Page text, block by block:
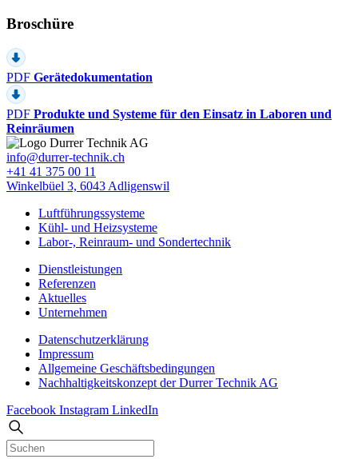
Broschüre
PDF Gerätedokumentation
PDF Produkte und Systeme für den Einsatz in Laboren und
Reinräumen
info@durrer-technik.ch
+41 41 375 00 11
Winkelbüel 3, 6043 Adligenswil
Luftführungssysteme
Kühl- und Heizsysteme
Labor-, Reinraum- und Sondertechnik
Dienstleistungen
Referenzen
Aktuelles
Unternehmen
Datenschutzerklärung
Impressum
Allgemeine Geschäfts­bedingungen
Nachhaltigkeitskonzept der Durrer Technik AG
Facebook Instagram LinkedIn